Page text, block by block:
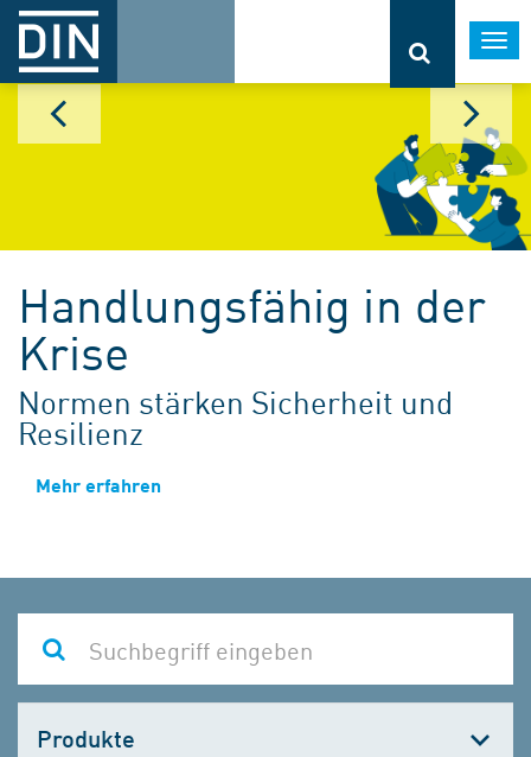
Handlungsfähig in der
Krise
Normen stärken Sicherheit und
Resilienz
Mehr erfahren
wählen